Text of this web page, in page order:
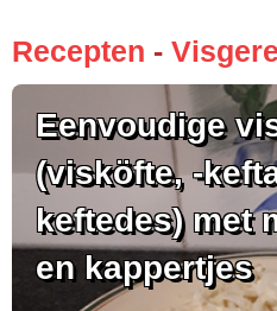
Recepten -
Eenvoudige
(visköfte, -
keftedes) met
en kappertjes